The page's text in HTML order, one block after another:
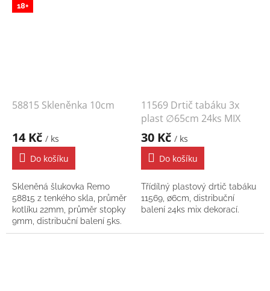
18+
58815 Skleněnka 10cm
14 Kč / ks
Do košíku
Skleněná šlukovka Remo
58815 z tenkého skla, průměr
kotlíku 22mm, průměr stopky
9mm, distribuční balení 5ks.
11569 Drtič tabáku 3x
plast ∅65cm 24ks MIX
30 Kč / ks
Do košíku
Třídílný plastový drtič tabáku
11569, ∅6cm, distribuční
balení 24ks mix dekorací.